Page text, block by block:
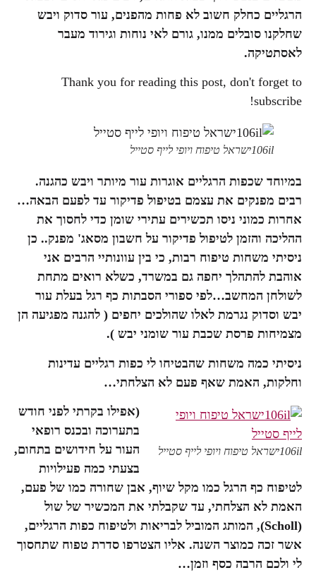
הרגליים כחלק חשוב לא פחות מהפנים, עור סדוק ויבש
שחלקנו סובלים ממנו, גורם לאי נוחות וגירוד מעבר
לאסתטיקה.
Thank you for reading this post, don't forget to
subscribe!
106ilישראל טיפוח ויופי לייף סטייל
במיוחד שכפות הרגליים אוגרות עור מיותר ויבש כהגנה.
רבים מפנקים את עצמם בטיפול פדיקור עד לפעם הבאה…
אחרות כמוני ניסו תכשירים עתירי שומן כדי לחסוך את
ההליכה והזמן לטיפול פדיקור על חשבון מסאג' מפנק.. כן
ניסיתי משחות טיפוח רבות, כי בין עוונותיי הרבים אני
אוהבת להתהלך יחפה גם במשרד, כשלא רואים מתחת
לשולחן המחשב…לפי ספורי הסבתות כף רגל בעלת עור
יבש וסדוק נגרמת לאלו שהולכים יחפים ( להגנה מפגיעה הן
מצמיחות פרסת שכבת עור שומני יבש ).
ניסיתי כמה משחות שהבטיחו לי כפות רגליים עדינות
וחלקות, האמת שאף פעם לא הצלחתי…
106ilישראל טיפוח ויופי לייף סטייל
(אפילו בקרתי לפני חודש
בתערוכה ובכנס רופאי
העור על חידושים בתחום,
בצעתי כמה פעילויות
לטיפוח כף הרגל כמו מקל שיוף, אבן שחורה כמו של פעם,
האמת לא הצלחתי, עד שקבלתי את המכשיר של שול
Scholl), המותג המוביל לבריאות ולטיפוח כפות הרגליים,
אשר זכה כמוצר השנה. אליו הצטרפו סדרת טפוח שתחסוך
לי ולכם הרבה כסף וזמן…